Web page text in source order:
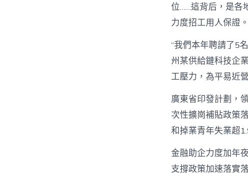
位……這背后，是各
力度招工用人保證。
“我們本年聘請了5
州某供給鏈科技企
工壓力，為平易近
廣東省印發計劃，
次性擴崗補貼政策
和掉業青年失業超
金融助企力度加年
支撐政策加速落實